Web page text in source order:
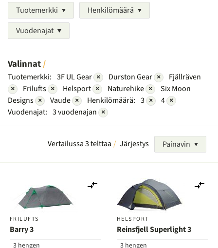
Tuotemerkki
Henkilömäärä
Vuodenajat
Valinnat
Tuotemerkki: 3F UL Gear × Durston Gear ×
Fjällräven
×
Frilufts × Helsport × Naturehike ×
Six Moon
Designs × Vaude × Henkilömäärä: 3 × 4 ×
Vuodenajat: 3 vuodenajan ×
Vertailussa 3 telttaa Järjestys Painavin
FRILUFTS
Barry 3
3 hengen
vertailuun
HELSPORT
Reinsfjell Superlight 3
3 hengen